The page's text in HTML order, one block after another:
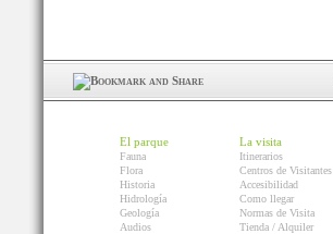
El parque
Fauna
Flora
Historia
Hidrología
Geología
Audios
La visita
Itinerarios
Centros de Visitantes
Accesibilidad
Como llegar
Normas de Visita
Tienda / Alquiler